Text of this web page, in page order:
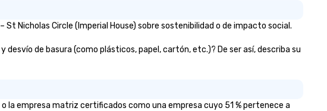
Nicholas Circle (Imperial House) sobre sostenibilidad o de impacto social.
de basura (como plásticos, papel, cartón, etc.)? De ser así, describa su
o la empresa matriz certificados como una empresa cuyo 51 % pertenece a